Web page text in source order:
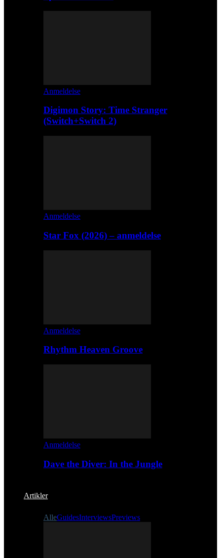
Anmeldelse
Digimon Story: Time Stranger
(Switch+Switch 2)
Anmeldelse
Star Fox (2026) – anmeldelse
Anmeldelse
Rhythm Heaven Groove
Anmeldelse
Dave the Diver: In the Jungle
Artikler
AlleGuidesInterviewsPreviews